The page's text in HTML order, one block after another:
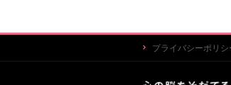
プライバシーポリシ